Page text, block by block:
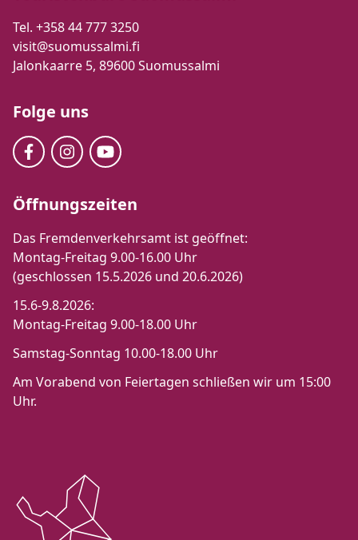
Tel. +358 44 777 3250
visit@suomussalmi.fi
Jalonkaarre 5, 89600 Suomussalmi
Folge uns
Öffnungszeiten
Das Fremdenverkehrsamt ist geöffnet:
Montag-Freitag 9.00-16.00 Uhr
(geschlossen 15.5.2026 und 20.6.2026)
15.6-9.8.2026:
Montag-Freitag 9.00-18.00 Uhr
Samstag-Sonntag 10.00-18.00 Uhr
Am Vorabend von Feiertagen schließen wir um 15:00
Uhr.